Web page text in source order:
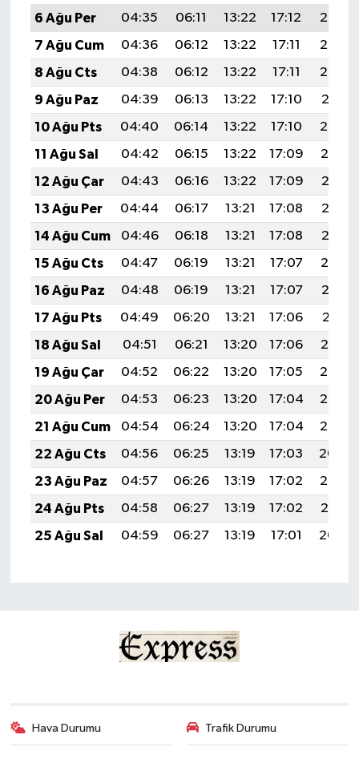
6 Ağu Per
04:35 06:11 13:22 17:12
20:24
7 Ağu Cum
04:36 06:12 13:22 17:11
20:23
8 Ağu Cts
04:38 06:12 13:22 17:11
20:22
9 Ağu Paz
04:39 06:13 13:22 17:10
20:21
10 Ağu Pts
04:40 06:14 13:22 17:10
20:20
11 Ağu Sal
04:42 06:15 13:22 17:09
20:19
12 Ağu Çar
04:43 06:16 13:22 17:09
20:17
13 Ağu Per
04:44 06:17 13:21 17:08
20:16
14 Ağu Cum
04:46 06:18 13:21 17:08
20:15
15 Ağu Cts
04:47 06:19 13:21 17:07
20:14
16 Ağu Paz
04:48 06:19 13:21 17:07
20:12
17 Ağu Pts
04:49 06:20 13:21 17:06
20:11
18 Ağu Sal
04:51 06:21 13:20 17:06
20:10
19 Ağu Çar
04:52 06:22 13:20 17:05
20:08
20 Ağu Per
04:53 06:23 13:20 17:04
20:07
21 Ağu Cum
04:54 06:24 13:20 17:04
20:06
22 Ağu Cts
04:56 06:25 13:19 17:03
20:04
23 Ağu Paz
04:57 06:26 13:19 17:02
20:03
24 Ağu Pts
04:58 06:27 13:19 17:02
20:01
25 Ağu Sal
04:59 06:27 13:19 17:01 20:00
Hava Durumu Trafik Durumu